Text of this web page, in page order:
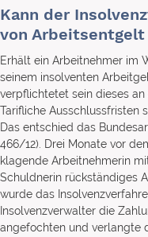
Kann der
von Arbeitsentgelt
Erhält ein Arbeitnehmer im
seinem insolventen
verpflichtetet sein dieses an
Tarifliche Ausschlussfristen
Das entschied das
466/12). Drei Monate vor
klagende Arbeitnehmerin
Schuldnerin rückständiges
wurde das
Insolvenzverwalter die
angefochten und verlangte